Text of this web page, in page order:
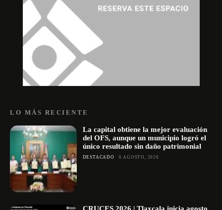
LO MÁS RECIENTE
La capital obtiene la mejor evaluación
del OFS, aunque un municipio logró el
único resultado sin daño patrimonial
DESTACADO 6 AGOSTO, 2026
CRUCES 2026 | Tlaxcala inicia agosto